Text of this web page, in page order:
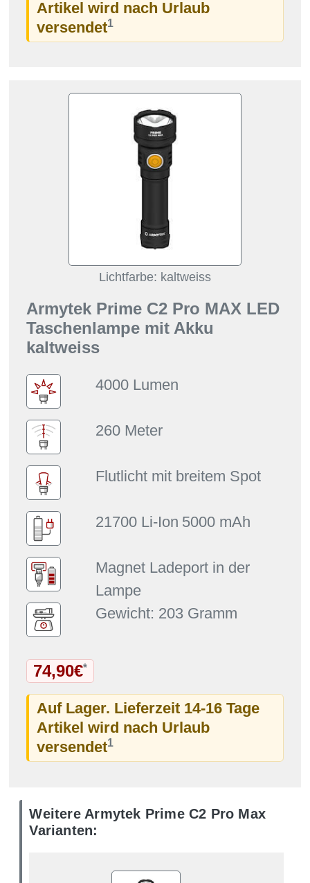
Artikel wird nach Urlaub
versendet1
Lichtfarbe: kaltweiss
Armytek Prime C2 Pro MAX LED
Taschenlampe mit Akku
kaltweiss
4000 Lumen
260 Meter
Flutlicht mit breitem Spot
21700 Li-Ion 5000 mAh
Magnet Ladeport in der
Lampe
Gewicht: 203 Gramm
74,90€*
Auf Lager. Lieferzeit 14-16 Tage
Artikel wird nach Urlaub
versendet1
Weitere Armytek Prime C2 Pro Max
Varianten: